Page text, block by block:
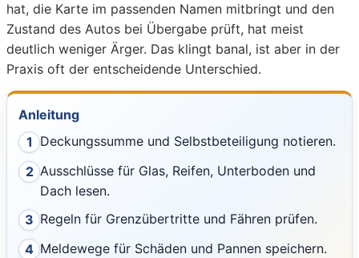
hat, die Karte im passenden Namen mitbringt und den
Zustand des Autos bei Übergabe prüft, hat meist
deutlich weniger Ärger. Das klingt banal, ist aber in der
Praxis oft der entscheidende Unterschied.
Anleitung
1 Deckungssumme und Selbstbeteiligung notieren.
2 Ausschlüsse für Glas, Reifen, Unterboden und
Dach lesen.
3 Regeln für Grenzübertritte und Fähren prüfen.
4 Meldewege für Schäden und Pannen speichern.